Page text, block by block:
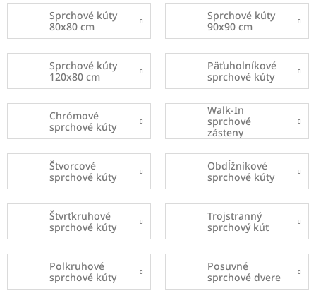
Sprchové kúty
80x80 cm
Sprchové kúty
90x90 cm
Sprchové kúty
120x80 cm
Päťuholníkové
sprchové kúty
Chrómové
sprchové kúty
Walk-In
sprchové
zásteny
Štvorcové
sprchové kúty
Obdĺžnikové
sprchové kúty
Štvrťkruhové
sprchové kúty
Trojstranný
sprchový kút
Polkruhové
sprchové kúty
Posuvné
sprchové dvere